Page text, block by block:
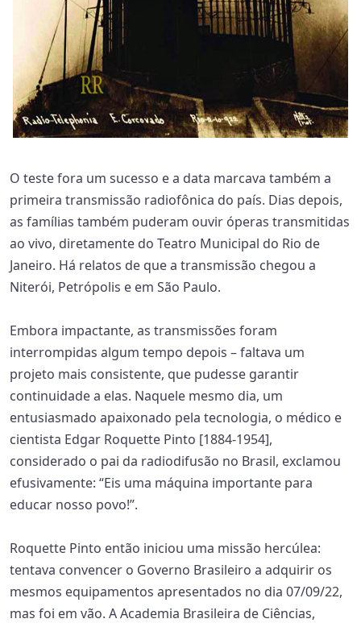
O teste fora um sucesso e a data marcava também a
primeira transmissão radiofônica do país. Dias depois,
as famílias também puderam ouvir óperas transmitidas
ao vivo, diretamente do Teatro Municipal do Rio de
Janeiro. Há relatos de que a transmissão chegou a
Niterói, Petrópolis e em São Paulo.
Embora impactante, as transmissões foram
interrompidas algum tempo depois – faltava um
projeto mais consistente, que pudesse garantir
continuidade a elas. Naquele mesmo dia, um
entusiasmado apaixonado pela tecnologia, o médico e
cientista Edgar Roquette Pinto [1884-1954],
considerado o pai da radiodifusão no Brasil, exclamou
efusivamente: “Eis uma máquina importante para
educar nosso povo!”.
Roquette Pinto então iniciou uma missão hercúlea:
tentava convencer o Governo Brasileiro a adquirir os
mesmos equipamentos apresentados no dia 07/09/22,
mas foi em vão. A Academia Brasileira de Ciências,